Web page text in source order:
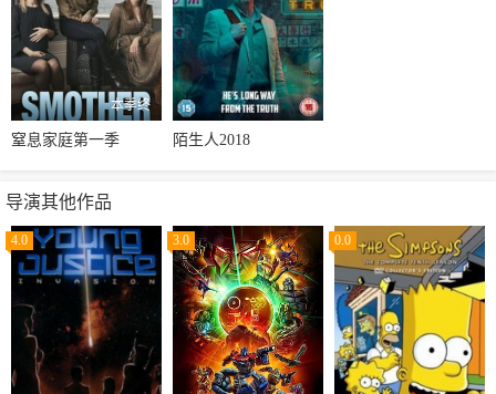
本季终
窒息家庭第一季 陌生人2018
导演其他作品
4.0 3.0 0.0